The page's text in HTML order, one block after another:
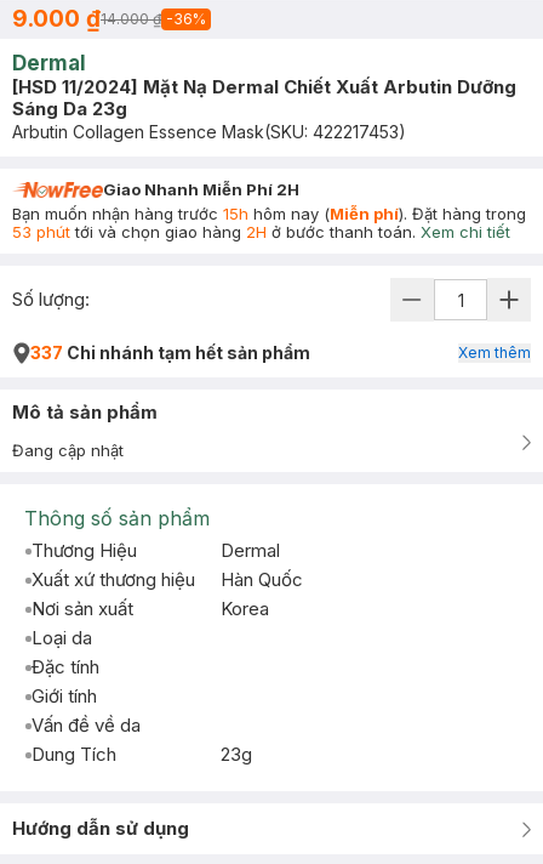
9.000 ₫14.000 ₫ -36%
Dermal
[HSD 11/2024] Mặt Nạ Dermal Chiết Xuất Arbutin Dưỡng
Sáng Da 23g
Arbutin Collagen Essence Mask(SKU: 422217453)
Giao Nhanh Miễn Phí 2H
Bạn muốn nhận hàng trước 15h hôm nay (Miễn phí). Đặt hàng trong
53 phúttới và chọn giao hàng 2H ở bước thanh toán. Xem chi tiết
Số lượng:
337 Chi nhánh tạm hết sản phẩm Xem thêm
Mô tả sản phẩm
Đang cập nhật
Thông số sản phẩm
Thương Hiệu
Dermal
Xuất xứ thương hiệu
Hàn Quốc
Nơi sản xuất
Korea
Loại da
Đặc tính
Giới tính
Vấn đề về da
Dung Tích
23g
Hướng dẫn sử dụng